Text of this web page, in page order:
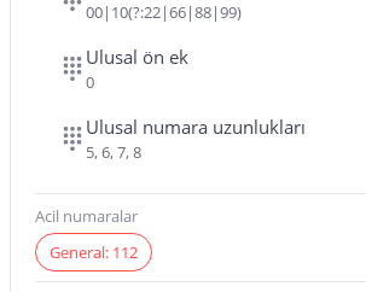
00|10(?:22|66|88|99)
Ulusal ön ek
0
Ulusal numara uzunlukları
5, 6, 7, 8
Acil numaralar
General: 112